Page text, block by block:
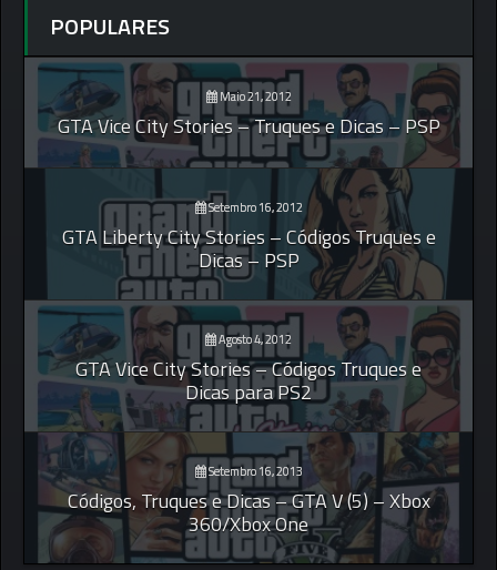
POPULARES
Maio 21, 2012
GTA Vice City Stories – Truques e Dicas – PSP
Setembro 16, 2012
GTA Liberty City Stories – Códigos Truques e
Dicas – PSP
Agosto 4, 2012
GTA Vice City Stories – Códigos Truques e
Dicas para PS2
Setembro 16, 2013
Códigos, Truques e Dicas – GTA V (5) – Xbox
360/Xbox One